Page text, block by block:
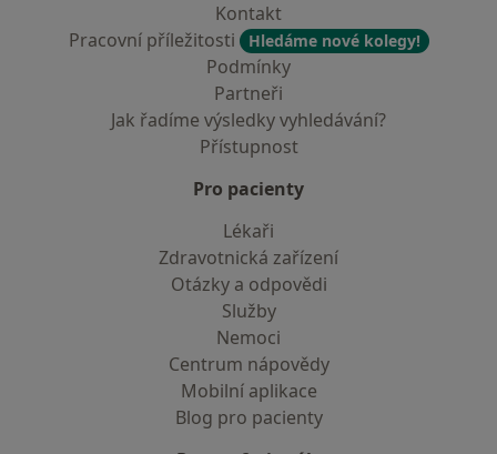
Kontakt
Pracovní příležitosti
Hledáme nové kolegy!
Podmínky
Partneři
Jak řadíme výsledky vyhledávání?
Přístupnost
Pro pacienty
Lékaři
Zdravotnická zařízení
Otázky a odpovědi
Služby
Nemoci
Centrum nápovědy
Mobilní aplikace
Blog pro pacienty